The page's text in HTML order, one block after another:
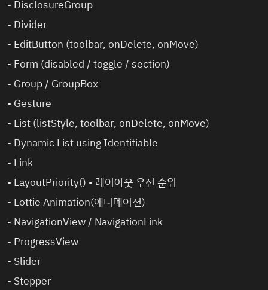
- DisclosureGroup
- Divider
- EditButton (toolbar, onDelete, onMove)
- Form (disabled / toggle / section)
- Group / GroupBox
- Gesture
- List (listStyle, toolbar, onDelete, onMove)
- Dynamic List using Identifiable
- Link
- LayoutPriority() - 레이아웃 우선 순위
- Lottie Animation(애니메이션)
- NavigationView / NavigationLink
- ProgressView
- Slider
- Stepper